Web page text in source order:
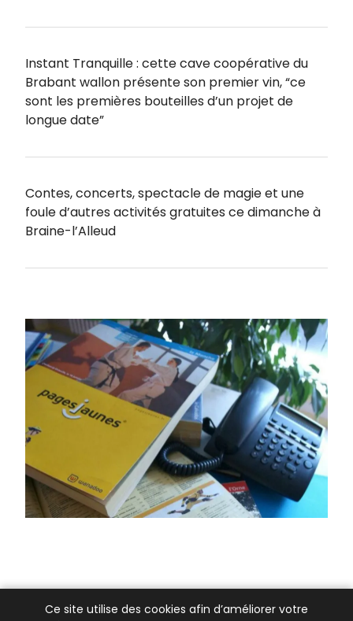
Instant Tranquille : cette cave coopérative du
Brabant wallon présente son premier vin, “ce
sont les premières bouteilles d’un projet de
longue date”
Contes, concerts, spectacle de magie et une
foule d’autres activités gratuites ce dimanche à
Braine-l’Alleud
Ce site utilise des cookies afin d’améliorer votre